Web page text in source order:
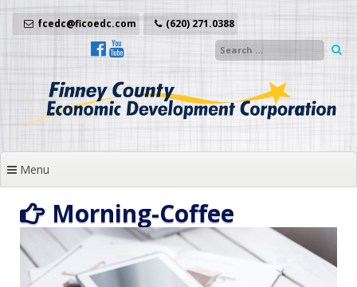
fcedc@ficoedc.com (620) 271.0388
Menu
Morning-Coffee